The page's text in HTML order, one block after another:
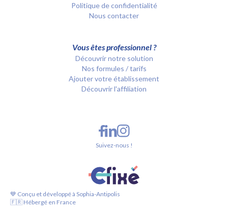
Politique de confidentialité
Nous contacter
Vous êtes professionnel ?
Découvrir notre solution
Nos formules / tarifs
Ajouter votre établissement
Découvrir l'affiliation
💙 Conçu et développé à Sophia-Antipolis
🇫🇷 Hébergé en France
Suivez-nous !